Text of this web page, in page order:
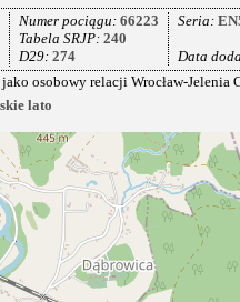
Numer pociągu: 66223
Tabela SRJP: 240
D29: 274
Seria:
Data
osobowy relacji Wrocław-Jelenia
lato